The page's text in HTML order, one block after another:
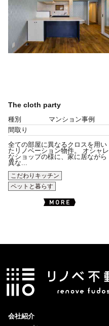
The cloth party
種別
マンション事例
間取り
全ての部屋に異なるクロスを用い
たリノベーション物件。 オシャレ
なショップの様に、家に居ながら
異な...
こだわりキッチン
ペットと暮らす
会社紹介